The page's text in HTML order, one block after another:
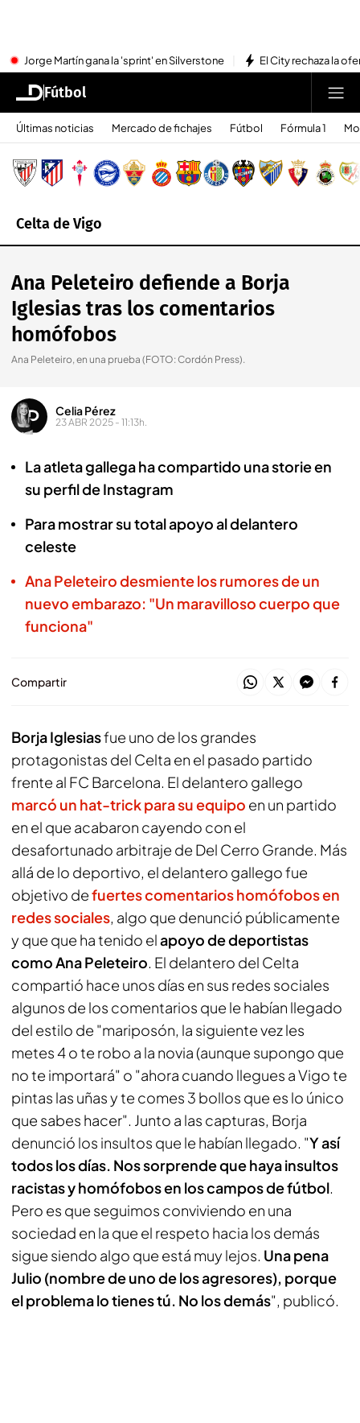
Jorge Martín gana la 'sprint' en Silverstone El City rechaza la
Fútbol
Últimas noticias Mercado de fichajes Fútbol Fórmula 1
Celta de Vigo
Ana Peleteiro defiende a Borja
Iglesias tras los comentarios
homófobos
Ana Peleteiro, en una prueba (FOTO: Cordón Press).
Celia Pérez
23 ABR 2025 - 11:13h.
La atleta gallega ha compartido una storie en
su perfil de Instagram
Para mostrar su total apoyo al delantero
celeste
Ana Peleteiro desmiente los rumores de un
nuevo embarazo: "Un maravilloso cuerpo que
funciona"
Compartir
Borja Iglesiasfue uno de los grandes
protagonistas del Celta en el pasado partido
frente al FC Barcelona. El delantero gallego
marcó un hat-trick para su equipo en un partido
en el que acabaron cayendo con el
desafortunado arbitraje de Del Cerro Grande. Más
allá de lo deportivo, el delantero gallego fue
objetivo defuertes comentarios homófobosen
redes sociales, algo que denunció públicamente
y que que ha tenido elapoyo de deportistas
como Ana Peleteiro. El delantero del Celta
compartió hace unos días en sus redes sociales
algunos de los comentarios que le habían llegado
del estilo de "mariposón, la siguiente vez les
metes 4 o te robo a la novia (aunque supongo que
no te importará" o "ahora cuando llegues a Vigo te
pintas las uñas y te comes 3 bollos que es lo único
que sabes hacer". Junto a las capturas, Borja
denunció los insultos que le habían llegado. "Y así
todos los días. Nos sorprende que haya insultos
racistas y homófobos en los campos de fútbol.
Pero es que seguimos conviviendo en una
sociedad en la que el respeto hacia los demás
sigue siendo algo que está muy lejos. Una pena
Julio (nombre de uno de los agresores), porque
el problema lo tienes tú. No los demás", publicó.